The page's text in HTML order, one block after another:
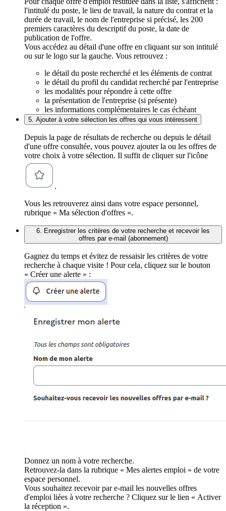
l'intitulé du poste, le lieu de travail, la nature du contrat et la
durée de travail, le nom de l'entreprise si précisé, les 200
premiers caractères du descriptif du poste, la date de
publication de l'offre.
Vous accédez au détail d'une offre en cliquant sur son intitulé
ou sur le logo sur la gauche. Vous retrouvez :
le détail du poste recherché et les éléments de contrat
le détail du profil du candidat recherché par l'entreprise
les modalités pour répondre à cette offre
la présentation de l'entreprise (si présente)
les informations complémentaires le cas échéant
5. Ajouter à votre sélection les offres qui vous intéressent
Depuis la page de résultats de recherche ou depuis le détail
d'une offre consultée, vous pouvez ajouter la ou les offres de
votre choix à votre sélection. Il suffit de cliquer sur l'icône
.
Vous les retrouverez ainsi dans votre espace personnel,
rubrique « Ma sélection d'offres ».
6. Enregistrer les critères de votre recherche et recevoir les
offres par e-mail (abonnement)
Gagnez du temps et évitez de ressaisir les critères de votre
recherche à chaque visite ! Pour cela, cliquez sur le bouton
« Créer une alerte » :
Donnez un nom à votre recherche.
Retrouvez-la dans la rubrique « Mes alertes emploi » de votre
espace personnel.
Vous souhaitez recevoir par e-mail les nouvelles offres
d'emploi liées à votre recherche ? Cliquez sur le lien « Activer
la réception ».